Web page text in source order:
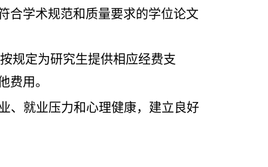
合学术规范和质量要求的学位论文
规定为研究生提供相应经费支
费用。
、就业压力和心理健康，建立良好